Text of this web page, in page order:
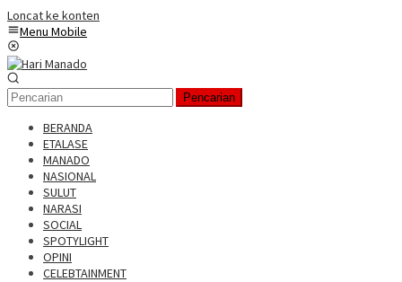
Loncat ke konten
Menu Mobile
Pencarian
BERANDA
ETALASE
MANADO
NASIONAL
SULUT
NARASI
SOCIAL
SPOTYLIGHT
OPINI
CELEBTAINMENT